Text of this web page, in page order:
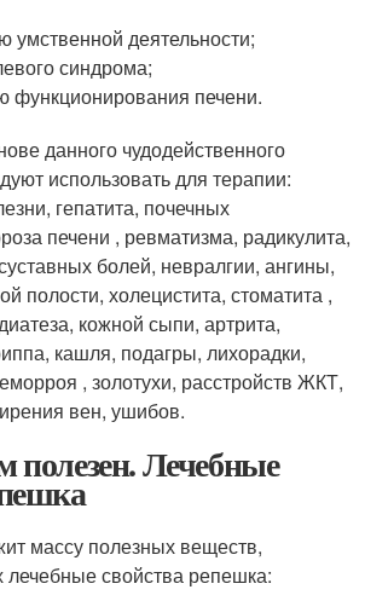
умственной деятельности;
синдрома;
функционирования печени.
данного чудодейственного
использовать для терапии:
гепатита, почечных
печени , ревматизма, радикулита,
болей, невралгии, ангины,
полости, холецистита, стоматита ,
кожной сыпи, артрита,
кашля, подагры, лихорадки,
, золотухи, расстройств ЖКТ,
вен, ушибов.
полезен. Лечебные
массу полезных веществ,
свойства репешка: